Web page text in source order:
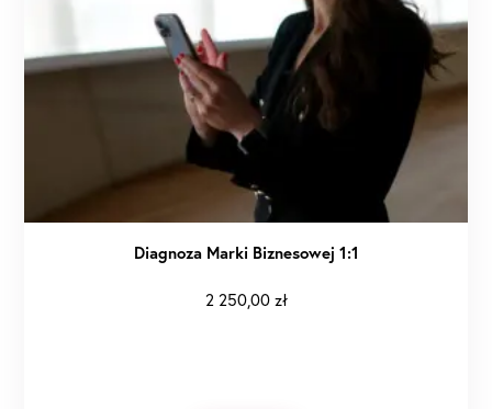
Diagnoza Marki Biznesowej 1:1
2 250,00 zł